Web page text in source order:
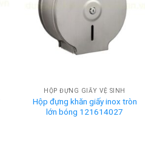
HỘP ĐỰNG GIẤY VỆ SINH
Hộp đựng khăn giấy inox tròn
lớn bóng 121614027